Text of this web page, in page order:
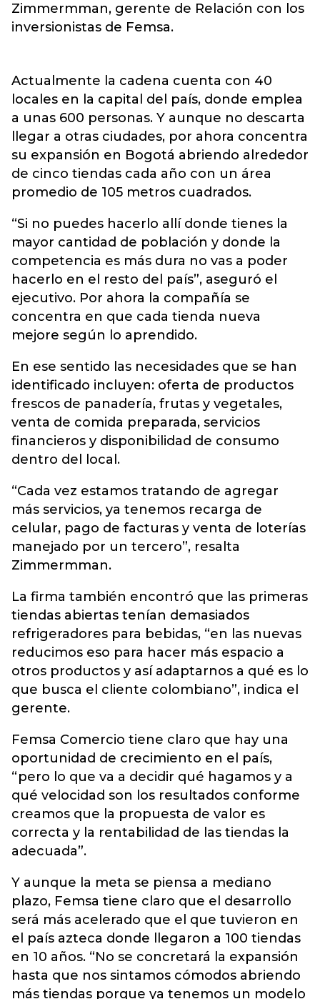
Zimmermman, gerente de Relación con los
inversionistas de Femsa.
Actualmente la cadena cuenta con 40
locales en la capital del país, donde emplea
a unas 600 personas. Y aunque no descarta
llegar a otras ciudades, por ahora concentra
su expansión en Bogotá abriendo alrededor
de cinco tiendas cada año con un área
promedio de 105 metros cuadrados.
“Si no puedes hacerlo allí donde tienes la
mayor cantidad de población y donde la
competencia es más dura no vas a poder
hacerlo en el resto del país”, aseguró el
ejecutivo. Por ahora la compañía se
concentra en que cada tienda nueva
mejore según lo aprendido.
En ese sentido las necesidades que se han
identificado incluyen: oferta de productos
frescos de panadería, frutas y vegetales,
venta de comida preparada, servicios
financieros y disponibilidad de consumo
dentro del local.
“Cada vez estamos tratando de agregar
más servicios, ya tenemos recarga de
celular, pago de facturas y venta de loterías
manejado por un tercero”, resalta
Zimmermman.
La firma también encontró que las primeras
tiendas abiertas tenían demasiados
refrigeradores para bebidas, “en las nuevas
reducimos eso para hacer más espacio a
otros productos y así adaptarnos a qué es lo
que busca el cliente colombiano”, indica el
gerente.
Femsa Comercio tiene claro que hay una
oportunidad de crecimiento en el país,
“pero lo que va a decidir qué hagamos y a
qué velocidad son los resultados conforme
creamos que la propuesta de valor es
correcta y la rentabilidad de las tiendas la
adecuada”.
Y aunque la meta se piensa a mediano
plazo, Femsa tiene claro que el desarrollo
será más acelerado que el que tuvieron en
el país azteca donde llegaron a 100 tiendas
en 10 años. “No se concretará la expansión
hasta que nos sintamos cómodos abriendo
más tiendas porque ya tenemos un modelo